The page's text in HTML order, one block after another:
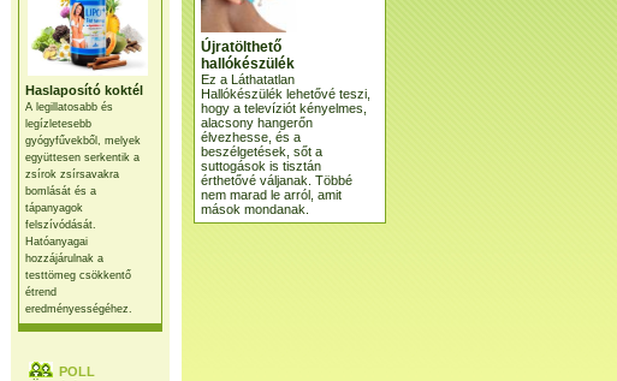
Haslaposító koktél
A legillatosabb és
legízletesebb
gyógyfűvekből, melyek
együttesen serkentik a
zsírok zsírsavakra
bomlását és a
tápanyagok
felszívódását.
Hatóanyagai
hozzájárulnak a
testtömeg csökkentő
étrend
eredményességéhez.
POLL
Újratölthető
hallókészülék
Ez a Láthatatlan
Hallókészülék lehetővé teszi,
hogy a televíziót kényelmes,
alacsony hangerőn
élvezhesse, és a
beszélgetések, sőt a
suttogások is tisztán
érthetővé váljanak. Többé
nem marad le arról, amit
mások mondanak.